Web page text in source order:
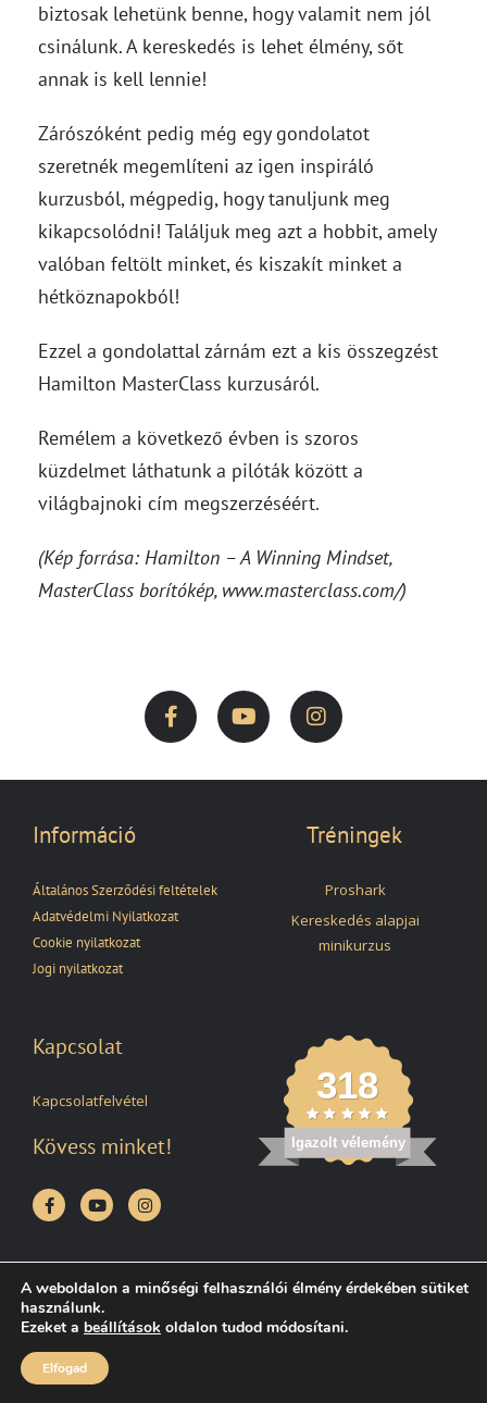
biztosak lehetünk benne, hogy valamit nem jól
csinálunk. A kereskedés is lehet élmény, sőt
annak is kell lennie!
Zárószóként pedig még egy gondolatot
szeretnék megemlíteni az igen inspiráló
kurzusból, mégpedig, hogy tanuljunk meg
kikapcsolódni! Találjuk meg azt a hobbit, amely
valóban feltölt minket, és kiszakít minket a
hétköznapokból!
Ezzel a gondolattal zárnám ezt a kis összegzést
Hamilton MasterClass kurzusáról.
Remélem a következő évben is szoros
küzdelmet láthatunk a pilóták között a
világbajnoki cím megszerzéséért.
(Kép forrása: Hamilton – A Winning Mindset,
MasterClass borítókép, www.masterclass.com/)
Információ
Általános Szerződési feltételek
Adatvédelmi Nyilatkozat
Cookie nyilatkozat
Jogi nyilatkozat
Tréningek
Proshark
Kereskedés alapjai
minikurzus
Kapcsolat
Kapcsolatfelvétel
Kövess minket!
318
Igazolt vélemény
Kiemelt partnereink
A weboldalon a minőségi felhasználói élmény érdekében sütiket
használunk.
Ezeket a beállítások oldalon tudod módosítani.
Elfogad